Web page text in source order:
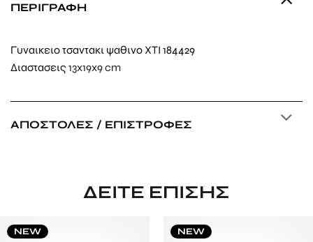
ΠΕΡΙΓΡΑΦΉ
Γυναικειο τσαντακι ψαθινο XTI 184429
Διαστασεις 13x19x9 cm
ΑΠΟΣΤΟΛΈΣ / ΕΠΙΣΤΡΟΦΈΣ
ΔΕΊΤΕ ΕΠΊΣΗΣ
NEW NEW